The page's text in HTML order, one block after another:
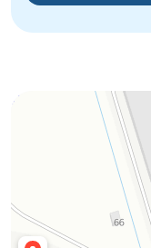
Orgplex
Оргстекло, поликарбонат
Торговое оборудование в